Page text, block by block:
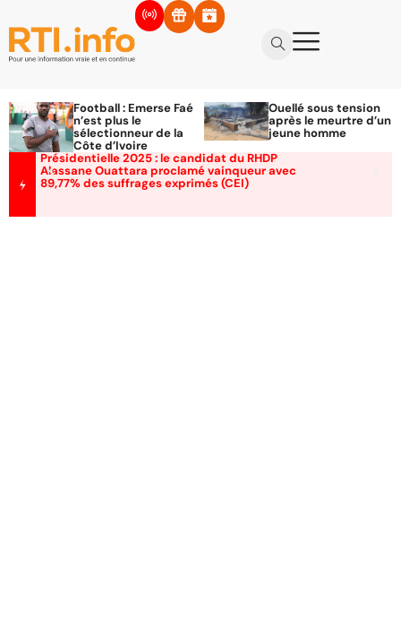
Football : Emerse Faé
n’est plus le
sélectionneur de la
Côte d’Ivoire
Ouellé sous tension
après le meurtre d’un
jeune homme
Présidentielle 2025 : le candidat du RHDP
Alassane Ouattara proclamé vainqueur avec
89,77% des suffrages exprimés (CEI)